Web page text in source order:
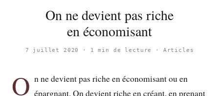
On ne devient pas riche
en économisant
7 juillet 2020 · 1 min de lecture · Articles
O n ne devient pas riche en économisant ou en
épargnant. On devient riche en créant, en prenant